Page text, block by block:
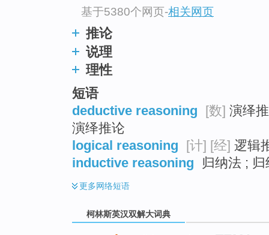
基于5380个网页-相关网页
推论
说理
理性
短语
deductive reasoning [数] 演绎
演绎推论
logical reasoning [计] [经] 逻辑
inductive reasoning
归纳法 ;
更多网络短语
柯林斯英汉双解大词典